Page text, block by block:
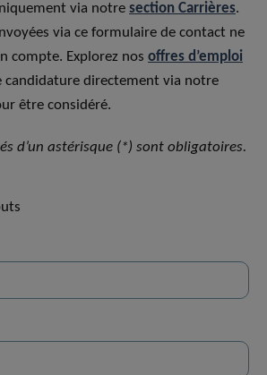
via notre section Carrières.
via ce formulaire de contact ne
compte. Explorez nos offres d’emploi
candidature directement via notre
être considéré.
d’un astérisque (*) sont obligatoires.